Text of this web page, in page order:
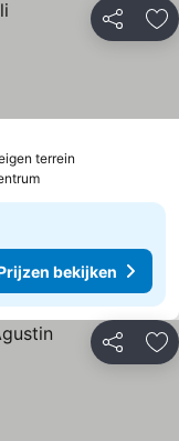
Delen
terrein
bekijken
Delen